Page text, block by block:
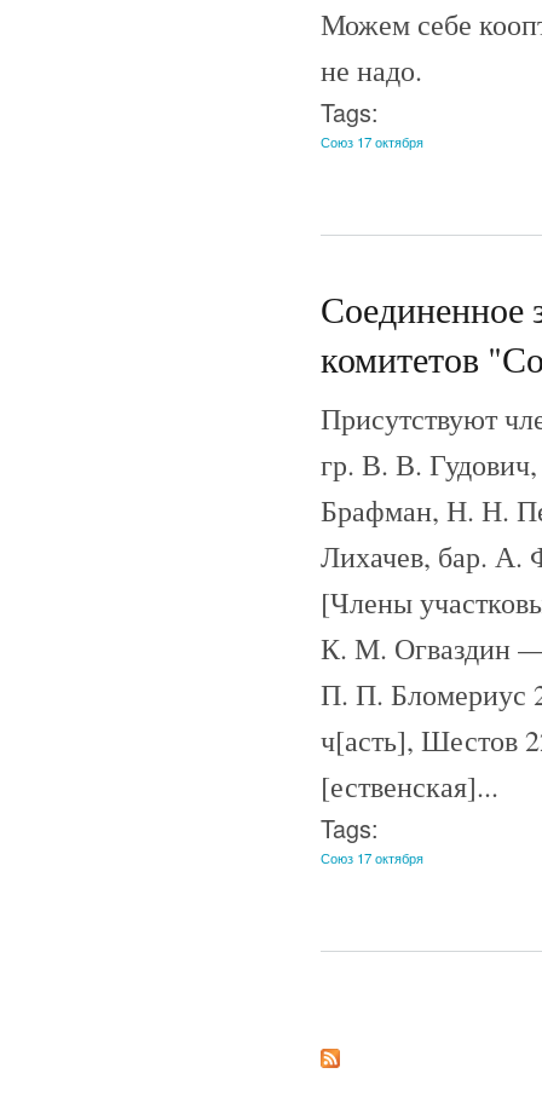
Можем себе
не надо.
Tags:
Союз 17 октября
Соединенное
комитетов
Присутствуют
гр. В. В.
Брафман, Н. Н.
Лихачев, бар.
[Члены
К. М. Огваздин
П. П. Бломериус
ч[асть], Шестов
[ественская]...
Tags:
Союз 17 октября